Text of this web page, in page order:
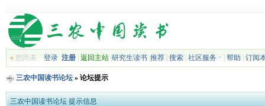
»您尚未 登录 注册| 返回主站| 研究生读书| 推荐| 搜索| 社区服务 帮助 订阅
三农中国读书论坛» 论坛提示
三农中国读书论坛 提示信息